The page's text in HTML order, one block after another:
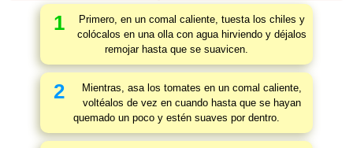
1
Primero, en un comal caliente, tuesta los chiles y
colócalos en una olla con agua hirviendo y déjalos
remojar hasta que se suavicen.
2
Mientras, asa los tomates en un comal caliente,
voltéalos de vez en cuando hasta que se hayan
quemado un poco y estén suaves por dentro.